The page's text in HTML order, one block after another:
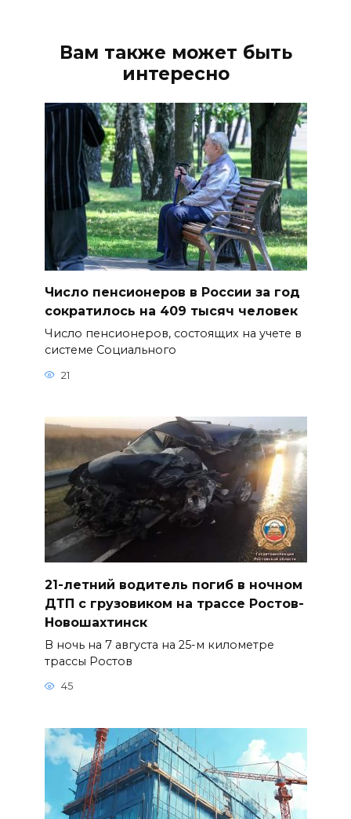
Вам также может быть
интересно
Число пенсионеров в России за год
сократилось на 409 тысяч человек
Число пенсионеров, состоящих на учете в
системе Социального
21
21-летний водитель погиб в ночном
ДТП с грузовиком на трассе Ростов-
Новошахтинск
В ночь на 7 августа на 25-м километре
трассы Ростов
45